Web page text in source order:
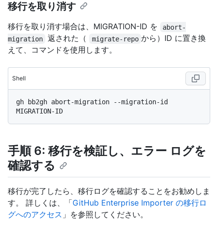
移行を取り消す
移行を取り消す場合は、MIGRATION-ID を
abort-
migration
返された（ migrate-repo から）ID に置き換
えて、コマンドを使用します。
Shell
gh bb2gh abort-migration --migration-id
手順 6: 移行を検証し、エラー ログを
確認する
移行が完了したら、移行ログを確認することをお勧めしま
す。 詳しくは、「GitHub Enterprise Importer の移行ロ
グへのアクセス 」を参照してください。